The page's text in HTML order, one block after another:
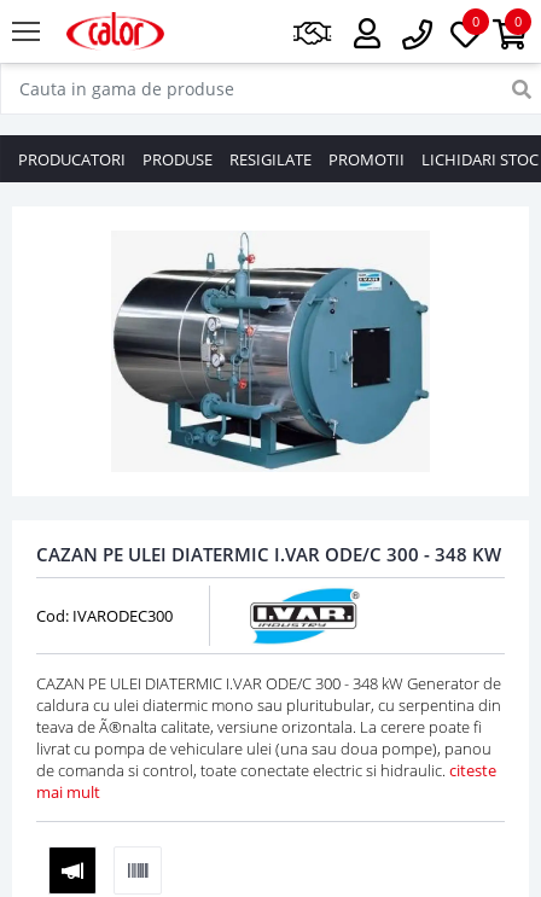
0
0
PRODUCATORI PRODUSE RESIGILATE PROMOTII LICHIDARI STOC
CAZAN PE ULEI DIATERMIC I.VAR ODE/C 300 - 348 KW
Cod: IVARODEC300
CAZAN PE ULEI DIATERMIC I.VAR ODE/C 300 - 348 kW Generator de
caldura cu ulei diatermic mono sau pluritubular, cu serpentina din
teava de Ã®nalta calitate, versiune orizontala. La cerere poate fi
livrat cu pompa de vehiculare ulei (una sau doua pompe), panou
de comanda si control, toate conectate electric si hidraulic. citeste
mai mult